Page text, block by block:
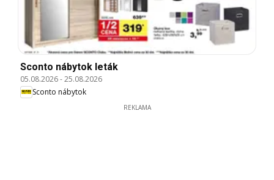
Sconto nábytok leták
05.08.2026-25.08.2026
Sconto nábytok
REKLAMA